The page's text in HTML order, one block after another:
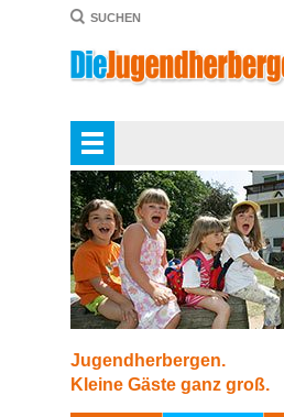
SUCHEN
Jugendherbergen.
Kleine Gäste ganz groß.